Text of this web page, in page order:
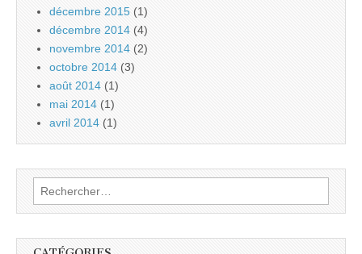
décembre 2015 (1)
décembre 2014 (4)
novembre 2014 (2)
octobre 2014 (3)
août 2014 (1)
mai 2014 (1)
avril 2014 (1)
Rechercher :